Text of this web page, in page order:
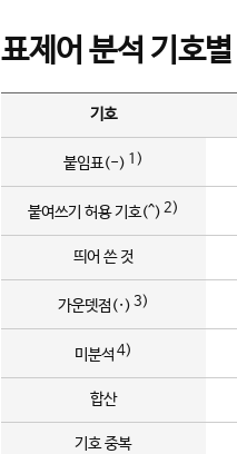
표제어 분석 기호
기호
붙임표(-) 1)
붙여쓰기 허용 기호(^) 2)
띄어 쓴 것
가운뎃점(·) 3)
미분석 4)
합산
기호 중복